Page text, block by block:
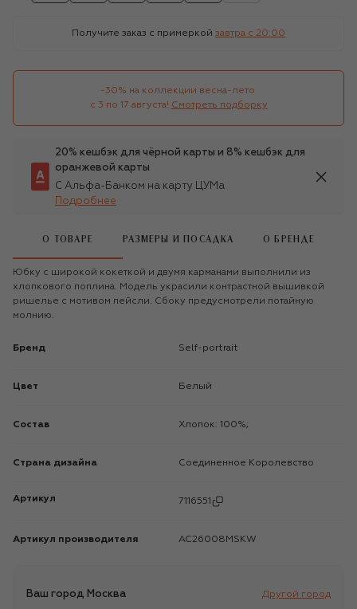
Получите заказ с примеркой завтра c 20:00
-30% на коллекции весна-лето
с 3 по 17 августа! Смотреть подборку
20% кешбэк для чёрной карты и 8% кешбэк для
оранжевой карты
С Альфа-Банком на карту ЦУМа
Подробнее
О ТОВАРЕ РАЗМЕРЫ И ПОСАДКА О БРЕНДЕ
Юбку с широкой кокеткой и двумя карманами выполнили из
хлопкового поплина. Модель украсили контрастной вышивкой
ришелье с мотивом пейсли. Сбоку предусмотрели потайную
молнию.
Бренд self-portrait
Цвет Белый
Состав Хлопок: 100%;
Страна дизайна Соединенное Королевство
Артикул 7116551
Артикул производителя AC26008MSKW
Ваш город Москва Другой город